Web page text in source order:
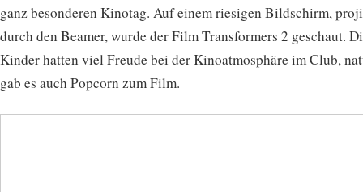
ganz besonderen Kinotag. Auf einem riesigen Bildschirm,
durch den Beamer, wurde der Film Transformers 2 geschaut.
Kinder hatten viel Freude bei der Kinoatmosphäre im Club,
gab es auch Popcorn zum Film.